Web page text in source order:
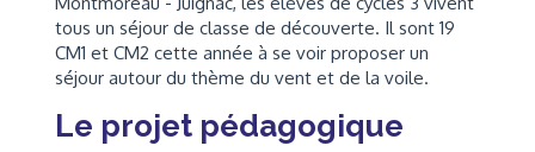
tous un séjour de classe de découverte. Il sont 19
CM1 et CM2 cette année à se voir proposer un
séjour autour du thème du vent et de la voile.
Le projet pédagogique